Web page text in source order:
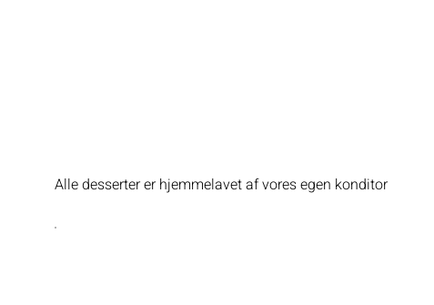
Alle desserter er hjemmelavet af vores egen konditor